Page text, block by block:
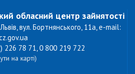
обласний центр зайнятості
вул. Бортнянського, 11а, e-mail:
226 78 71, 0 800 219 722
на карті)